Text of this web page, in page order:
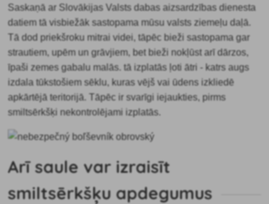
Saskaņā ar Slovākijas Valsts dabas aizsardzības dienesta
datiem tā visbiežāk sastopama mūsu valsts ziemeļu daļā.
Tā dod priekšroku mitrai videi, tāpēc bieži sastopama gar
strautiem, upēm un grāvjiem, bet bieži nokļūst arī dārzos,
īpaši zemes gabalu malās. tā izplatās ļoti ātri - katrs augs
izdalatūkstošiem sēklu, kuras vējš vai ūdens izkliedē
apkārtējā teritorijā. Tāpēc ir svarīgi iejaukties, pirms
smiltsērkšķi nekontrolējami izplatās.
Arī saule var izraisīt
smiltsērkšķu apdegumus